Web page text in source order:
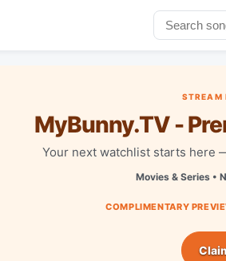
STREAM
MyBunny.TV -
Your next watchlist starts here
Movies & Series •
COMPLIMENTARY